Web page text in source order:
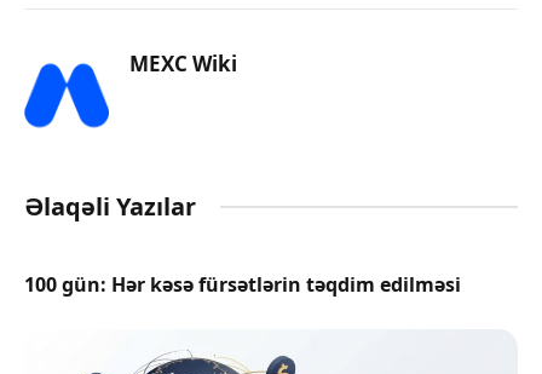
MEXC Wiki
Əlaqəli Yazılar
100 gün: Hər kəsə fürsətlərin təqdim edilməsi